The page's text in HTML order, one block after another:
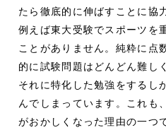
たら徹底的に伸ばすことに協
例えば東大受験でスポーツを
ことがありません。純粋に点
的に試験問題はどんどん難し
それに特化した勉強をするし
んでしまっています。これも
がおかしくなった理由の一つ